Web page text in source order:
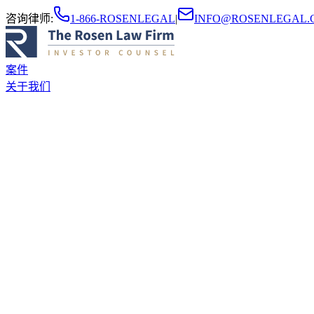
咨询律师: 1-866-ROSENLEGAL|
案件
关于我们